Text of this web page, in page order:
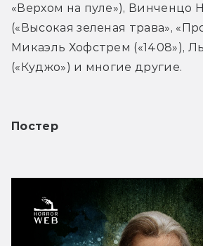
«Верхом на пуле»), Винченцо
(«Высокая зеленая трава»,
Микаэль Хофстрем («1408»),
(«Куджо») и многие другие.
Постер